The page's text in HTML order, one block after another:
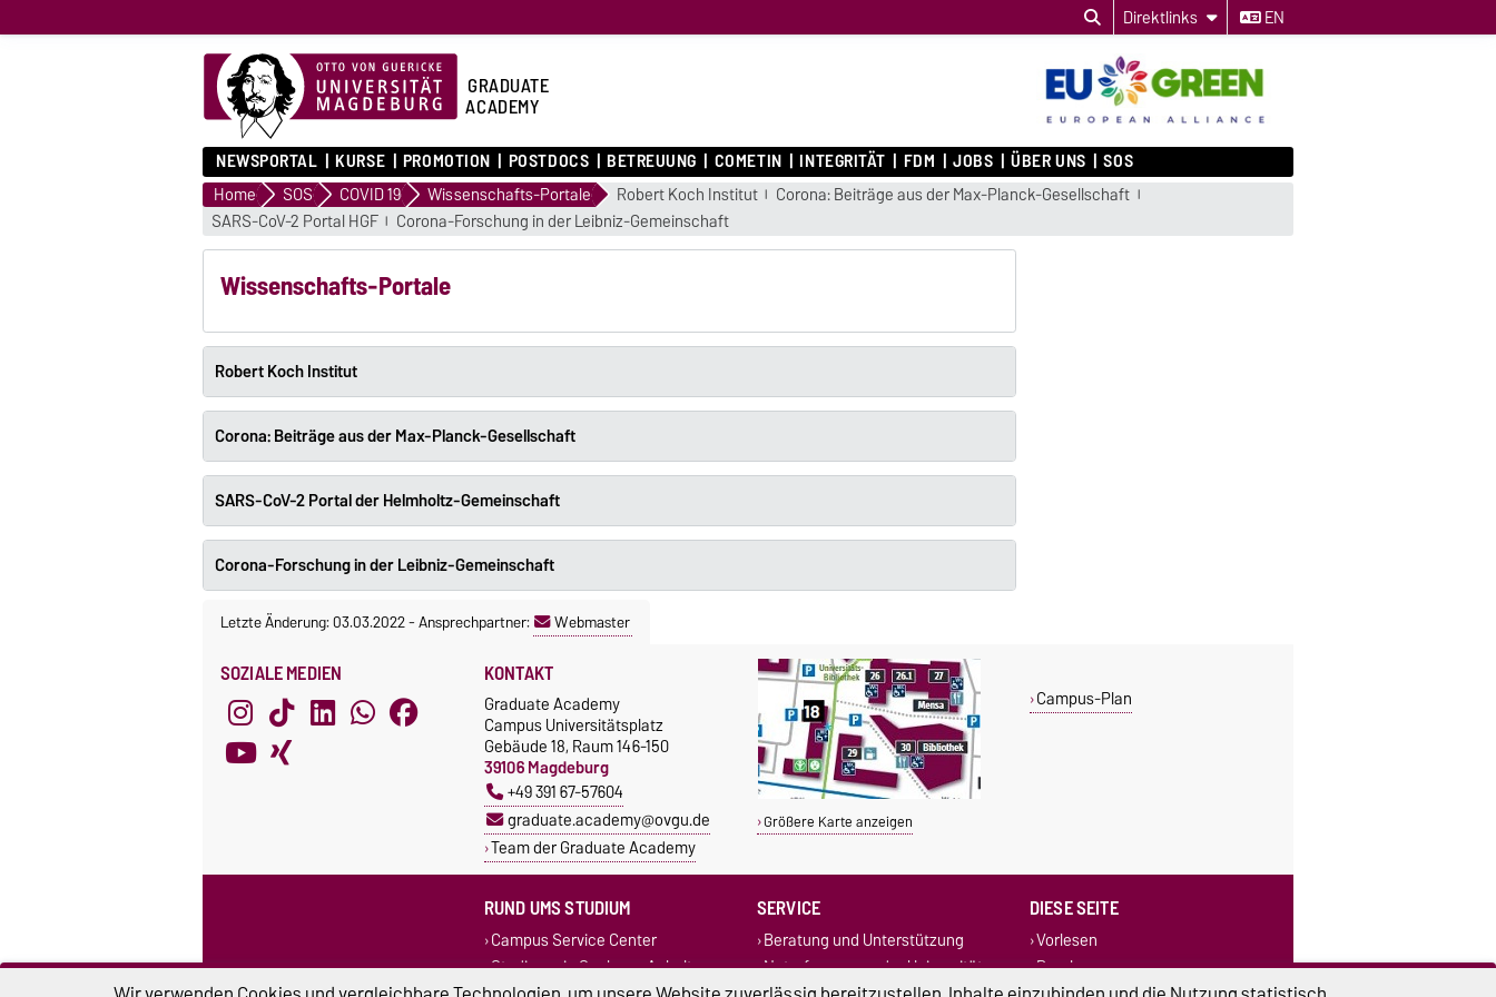
Direktlinks EN
GRADUATE
ACADEMY
NEWSPORTAL KURSE PROMOTION POSTDOCS BETREUUNG COMETIN INTEGRITÄT FDM JOBS ÜBER UNS SOS
Home SOS COVID 19 Wissenschafts-Portale Robert Koch Institut
Corona: Beiträge aus der Max-Planck-Gesellschaft
SARS-CoV-2 Portal HGF
Corona-Forschung in der Leibniz-Gemeinschaft
Wissenschafts-Portale
Robert Koch Institut
Corona: Beiträge aus der Max-Planck-Gesellschaft
SARS-CoV-2 Portal der Helmholtz-Gemeinschaft
Corona-Forschung in der Leibniz-Gemeinschaft
Letzte Änderung: 03.03.2022-Ansprechpartner: Webmaster
SOZIALE MEDIEN KONTAKT
Graduate Academy
Campus Universitätsplatz
Gebäude 18, Raum 146-150
39106 Magdeburg
+49 391 67-57604
graduate.academy@ovgu.de
Team der Graduate Academy
Größere Karte anzeigen
Campus-Plan
RUND UMS STUDIUM
Campus Service Center
Studieren in Sachsen-Anhalt
SERVICE
Beratung und Unterstützung
Notrufnummern der Universität
Infopoint Tel.: +49 391 67-12214
DIESE SEITE
Vorlesen
Drucken